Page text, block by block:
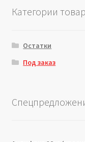
Категории
Остатки
Под заказ